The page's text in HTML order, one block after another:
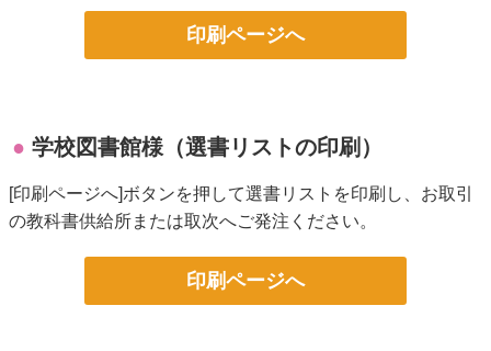
印刷ページへ
学校図書館様（選書リストの印刷）
[印刷ページへ]ボタンを押して選書リストを印刷し、お取引
の教科書供給所または取次へご発注ください。
印刷ページへ